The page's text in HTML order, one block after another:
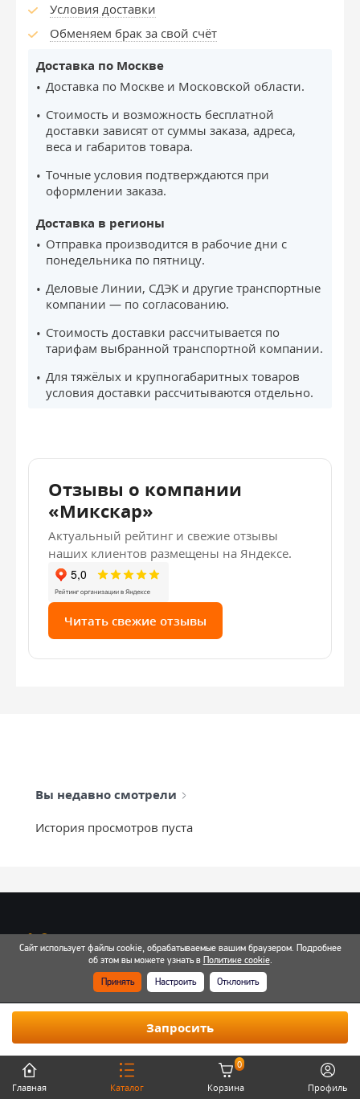
Запросить
Главная Каталог
0
Корзина
Профиль
Условия доставки
Обменяем брак за свой счёт
Доставка по Москве
Доставка по Москве и Московской области.
Стоимость и возможность бесплатной
доставки зависят от суммы заказа, адреса,
веса и габаритов товара.
Точные условия подтверждаются при
оформлении заказа.
Доставка в регионы
Отправка производится в рабочие дни с
понедельника по пятницу.
Деловые Линии, СДЭК и другие транспортные
компании — по согласованию.
Стоимость доставки рассчитывается по
тарифам выбранной транспортной компании.
Для тяжёлых и крупногабаритных товаров
условия доставки рассчитываются отдельно.
Отзывы о компании
«Микскар»
Актуальный рейтинг и свежие отзывы
наших клиентов размещены на Яндексе.
Читать свежие отзывы
Вы недавно смотрели
История просмотров пуста
info@mixtcar.ru
Почта для связи
Все контакты
Сайт использует файлы cookie, обрабатываемые вашим браузером. Подробнее
об этом вы можете узнать в Политике cookie.
Принять
Настроить Отклонить